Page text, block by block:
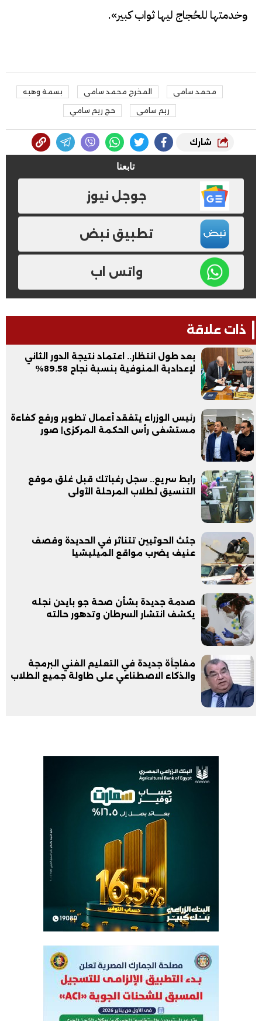
وخدمتها للحُجاج ليها ثواب كبير».
محمد سامى المخرج محمد سامى بسمة وهبه
ريم سامى حج ريم سامي
شارك
تابعنا
جوجل نيوز
تطبيق نبض
واتس اب
ذات علاقة
بعد طول انتظار.. اعتماد نتيجة الدور الثاني
لإعدادية المنوفية بنسبة نجاح 89.58%
رئيس الوزراء يتفقد أعمال تطوير ورفع كفاءة
مستشفى رأس الحكمة المركزى| صور
رابط سريع.. سجل رغباتك قبل غلق موقع
التنسيق لطلاب المرحلة الأولى
جثث الحوثيين تتناثر في الحديدة وقصف
عنيف يضرب مواقع الميليشيا
صدمة جديدة بشأن صحة جو بايدن نجله
يكشف انتشار السرطان وتدهور حالته
مفاجأة جديدة في التعليم الفني البرمجة
والذكاء الاصطناعي على طاولة جميع الطلاب